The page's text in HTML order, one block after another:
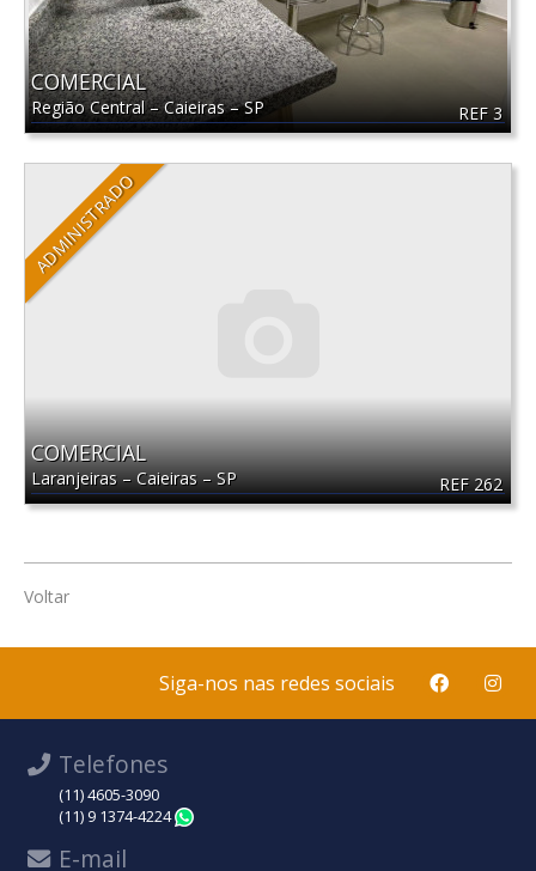
REF 3
COMERCIAL
Região Central–Caieiras–SP
ADMINISTRADO
REF 262
COMERCIAL
Laranjeiras–Caieiras–SP
Voltar
Siga-nos nas redes sociais
Telefones
(11) 4605-3090
(11) 9 1374-4224
E-mail